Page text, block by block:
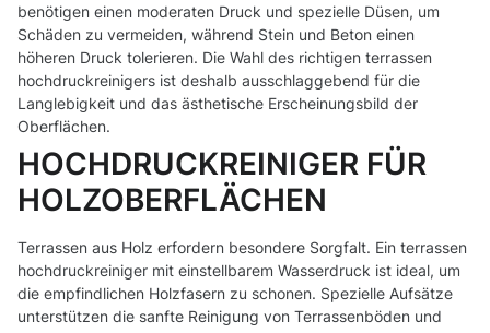
benötigen einen moderaten Druck und spezielle Düsen, um
Schäden zu vermeiden, während Stein und Beton einen
höheren Druck tolerieren. Die Wahl des richtigen terrassen
hochdruckreinigers ist deshalb ausschlaggebend für die
Langlebigkeit und das ästhetische Erscheinungsbild der
Oberflächen.
HOCHDRUCKREINIGER FÜR
HOLZOBERFLÄCHEN
Terrassen aus Holz erfordern besondere Sorgfalt. Ein terrassen
hochdruckreiniger mit einstellbarem Wasserdruck ist ideal, um
die empfindlichen Holzfasern zu schonen. Spezielle Aufsätze
unterstützen die sanfte Reinigung von Terrassenböden und